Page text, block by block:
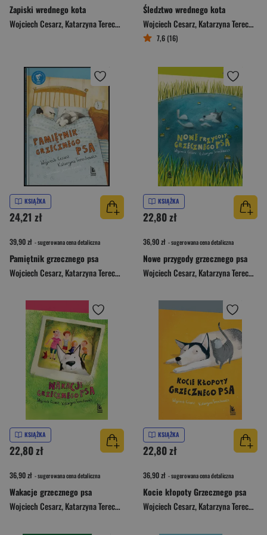
Zapiski wrednego kota
Wojciech Cesarz,Katarzyna Terechowicz
Śledztwo wrednego kota
Wojciech Cesarz,Katarzyna Terechowicz
7,6 (16)
KSIĄŻKA
24,21 zł
39,90 zł - sugerowana cena detaliczna
Pamiętnik grzecznego psa
Wojciech Cesarz,Katarzyna Terechowicz
KSIĄŻKA
22,80 zł
36,90 zł - sugerowana cena detaliczna
Nowe przygody grzecznego psa
Wojciech Cesarz,Katarzyna Terechowicz
KSIĄŻKA
22,80 zł
36,90 zł - sugerowana cena detaliczna
Wakacje grzecznego psa
Wojciech Cesarz,Katarzyna Terechowicz
KSIĄŻKA
22,80 zł
36,90 zł - sugerowana cena detaliczna
Kocie kłopoty Grzecznego psa
Wojciech Cesarz,Katarzyna Terechowicz